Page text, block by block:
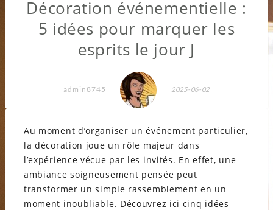
Décoration événementielle :
5 idées pour marquer les
esprits le jour J
admin8745 2025-06-02
Au moment d’organiser un événement particulier,
la décoration joue un rôle majeur dans
l’expérience vécue par les invités. En effet, une
ambiance soigneusement pensée peut
transformer un simple rassemblement en un
moment inoubliable. Découvrez ici cinq idées